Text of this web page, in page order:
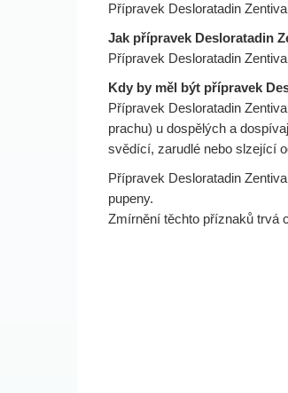
Přípravek Desloratadin
Jak přípravek Desloratadin
Přípravek Desloratadin
Kdy by měl být přípravek
Přípravek Desloratadin
prachu) u dospělých a
svědící, zarudlé nebo slzející
Přípravek Desloratadin
pupeny.
Zmírnění těchto příznaků trvá